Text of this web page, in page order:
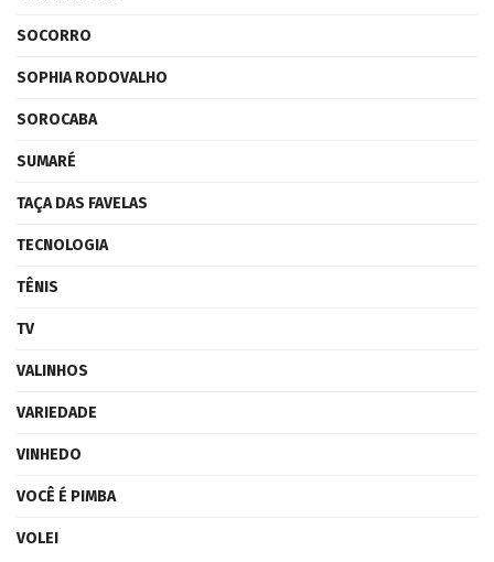
SOCORRO
SOPHIA RODOVALHO
SOROCABA
SUMARÉ
TAÇA DAS FAVELAS
TECNOLOGIA
TÊNIS
TV
VALINHOS
VARIEDADE
VINHEDO
VOCÊ É PIMBA
VOLEI